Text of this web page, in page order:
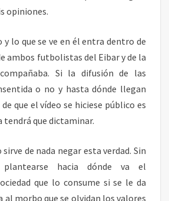
opiniones.
y lo que se ve en él entra dentro de
ambos futbolistas del Eibar y de la
Si la difusión de las
o no y hasta dónde llegan
que el vídeo se hiciese público es
tendrá que dictaminar.
sirve de nada negar esta verdad. Sin
plantearse hacia dónde va el
que lo consume si se le da
morbo que se olvidan los valores